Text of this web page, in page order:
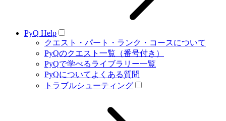
PyQ Help
クエスト・パート・ランク・コースについて
PyQのクエスト一覧（番号付き）
PyQで学べるライブラリー一覧
PyQについてよくある質問
トラブルシューティング